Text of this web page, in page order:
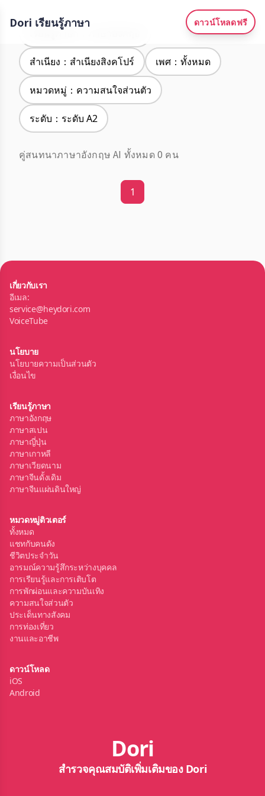
Dori เรียนรู้ภาษา ดาวน์โหลดฟรี
เรียนรู้ภาษา：ภาษาอังกฤษ
สำเนียง：สำเนียงสิงคโปร์ เพศ：ทั้งหมด
หมวดหมู่：ความสนใจส่วนตัว
ระดับ：ระดับ A2
คู่สนทนาภาษาอังกฤษ AI ทั้งหมด 0 คน
1
เกี่ยวกับเรา
อีเมล:
service@heydori.com
VoiceTube
นโยบาย
นโยบายความเป็นส่วนตัว
เงื่อนไข
เรียนรู้ภาษา
ภาษาอังกฤษ
ภาษาสเปน
ภาษาญี่ปุ่น
ภาษาเกาหลี
ภาษาเวียดนาม
ภาษาจีนดั้งเดิม
ภาษาจีนแผ่นดินใหญ่
หมวดหมู่ติวเตอร์
ทั้งหมด
แชทกับคนดัง
ชีวิตประจำวัน
อารมณ์ความรู้สึกระหว่างบุคคล
การเรียนรู้และการเติบโต
การพักผ่อนและความบันเทิง
ความสนใจส่วนตัว
ประเด็นทางสังคม
การท่องเที่ยว
งานและอาชีพ
ดาวน์โหลด
iOS
Android
Dori
สำรวจคุณสมบัติเพิ่มเติมของ Dori